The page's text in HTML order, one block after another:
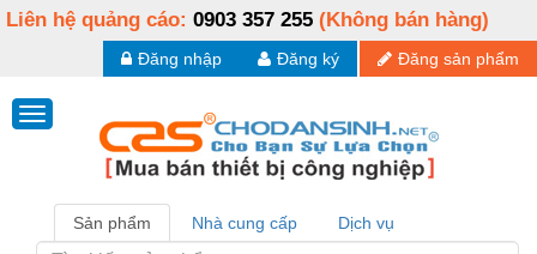
Liên hệ quảng cáo: 0903 357 255 (Không bán hàng)
Đăng sản phẩm
Đăng ký
Đăng nhập
Sản phẩm Nhà cung cấp Dịch vụ